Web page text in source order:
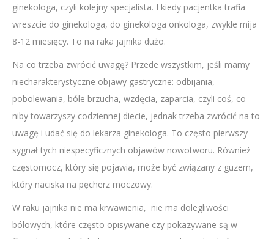
ginekologa, czyli kolejny specjalista. I kiedy pacjentka trafia
wreszcie do ginekologa, do ginekologa onkologa, zwykle mija
8-12 miesięcy. To na raka jajnika dużo.
Na co trzeba zwrócić uwagę? Przede wszystkim, jeśli mamy
niecharakterystyczne objawy gastryczne: odbijania,
pobolewania, bóle brzucha, wzdęcia, zaparcia, czyli coś, co
niby towarzyszy codziennej diecie, jednak trzeba zwrócić na to
uwagę i udać się do lekarza ginekologa. To często pierwszy
sygnał tych niespecyficznych objawów nowotworu. Również
częstomocz, który się pojawia, może być związany z guzem,
który naciska na pęcherz moczowy.
W raku jajnika nie ma krwawienia, nie ma dolegliwości
bólowych, które często opisywane czy pokazywane są w